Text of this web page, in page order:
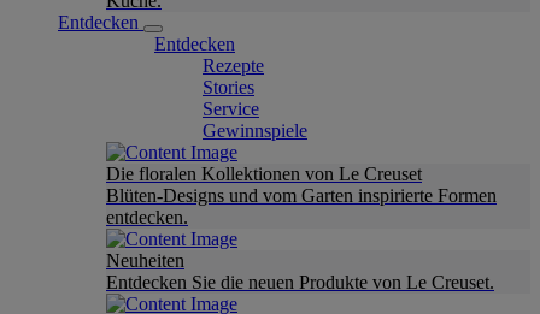
Entdecken
Entdecken
Rezepte
Stories
Service
Gewinnspiele
Die floralen Kollektionen von Le Creuset
Blüten-Designs und vom Garten inspirierte Formen
entdecken.
Neuheiten
Entdecken Sie die neuen Produkte von Le Creuset.